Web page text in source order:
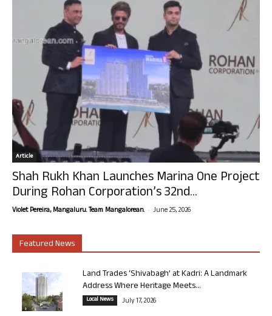
Article
Shah Rukh Khan Launches Marina One Project
During Rohan Corporation’s 32nd...
Violet Pereira, Mangaluru. Team Mangalorean. - June 25, 2026
Featured News
Land Trades ‘Shivabagh’ at Kadri: A Landmark
Address Where Heritage Meets...
Local News July 17, 2026